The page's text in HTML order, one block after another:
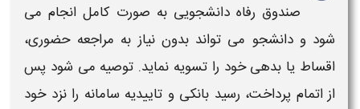
صندوق رفاه دانشجویی به‌ صورت کامل انجام می‌
شود ودانشجو می‌ تواند بدون نیاز به مراجعه حضوری،
اقساط یا بدهیخود را تسویه نماید. توصیه می‌ شود پس
از اتمام پرداخت، رسید بانکی و تاییدیه سامانه را نزد خود